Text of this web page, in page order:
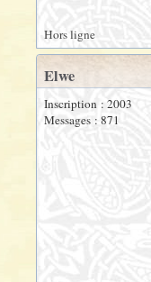
Hors ligne
Elwe
Inscription : 2003
Messages : 871